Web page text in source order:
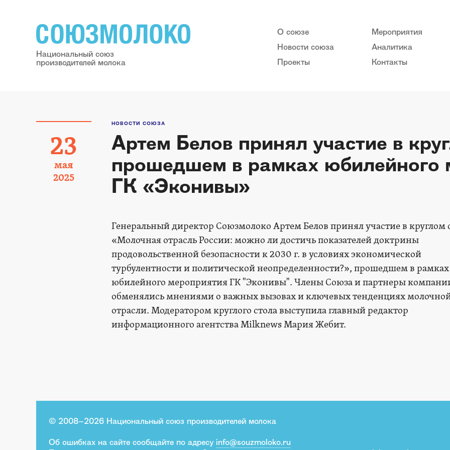
Национальный союз
производителей молока
О союзе
Новости союза
Проекты
Мероприятия
Аналитика
Контакты
23
мая
2025
НОВОСТИ СОЮЗА
Артем Белов принял участие в
прошедшем в рамках юбилейного
ГК «Эконивы»
Генеральный директор Союзмолоко Артем Белов принял участие в круглом
«Молочная отрасль России: можно ли достичь показателей доктрины
продовольственной безопасности к 2030 г. в условиях экономической
турбулентности и политической неопределенности?», прошедшем в рамках
юбилейного мероприятия ГК "Эконивы". Члены Союза и партнеры
обменялись мнениями о важных вызовах и ключевых тенденциях
отрасли. Модератором круглого стола выступила главный редактор
информационного агентства Milknews Мария Жебит.
© 2008–2026 Национальный союз производителей молока
Об ошибках на сайте сообщайте по адресу info@souzmoloko.ru